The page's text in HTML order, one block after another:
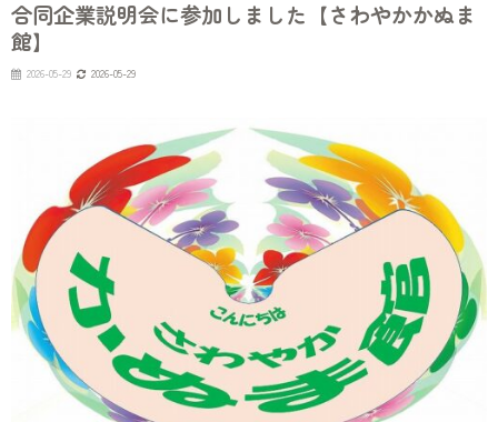
合同企業説明会に参加しました【さわやかかぬま
館】
2026-05-29 2026-05-29